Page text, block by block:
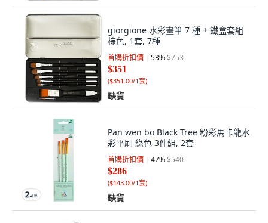
giorgione 水彩畫筆 7 種 + 鐵盒套組
棕色, 1套, 7種
首購折扣價 53%$753
$351
($351.00/1套)
缺貨
Pan wen bo Black Tree 粉彩馬卡龍水
彩平刷 綠色 3件組, 2套
首購折扣價 47%$540
$286
($143.00/1套)
缺貨